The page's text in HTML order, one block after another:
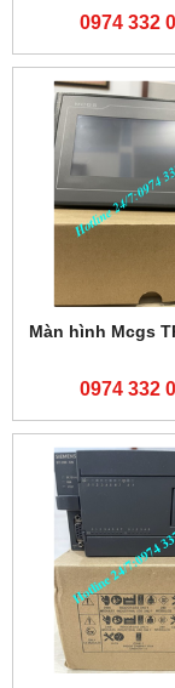
0974 332
Màn hình Mcgs
0974 332